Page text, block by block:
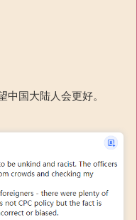
中国大陆人会更好。